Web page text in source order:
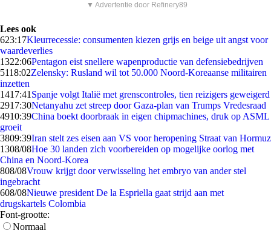
▼ Advertentie door Refinery89
Lees ook
623:17Kleurrecessie: consumenten kiezen grijs en beige uit angst voor
waardeverlies
1322:06Pentagon eist snellere wapenproductie van defensiebedrijven
5118:02Zelensky: Rusland wil tot 50.000 Noord-Koreaanse militairen
inzetten
1417:41 Spanje volgt Italië met grenscontroles, tien reizigers geweigerd
2917:30Netanyahu zet streep door Gaza-plan van Trumps Vredesraad
4910:39China boekt doorbraak in eigen chipmachines, druk op ASML
groeit
3809:39Iran stelt zes eisen aan VS voor heropening Straat van Hormuz
1308/08Hoe 30 landen zich voorbereiden op mogelijke oorlog met
China en Noord-Korea
808/08Vrouw krijgt door verwisseling het embryo van ander stel
ingebracht
608/08Nieuwe president De la Espriella gaat strijd aan met
drugskartels Colombia
Font-grootte:
Normaal